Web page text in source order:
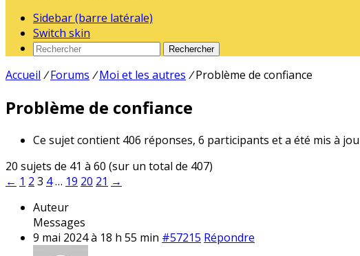
Sidebar (barre latérale)
Switch skin
Rechercher
Accueil / Forums / Moi et les autres / Problème de confiance
Problème de confiance
Ce sujet contient 406 réponses, 6 participants et a été mis à
20 sujets de 41 à 60 (sur un total de 407)
← 1 2 3 4… 19 20 21 →
Auteur
Messages
9 mai 2024 à 18 h 55 min #57215 Répondre